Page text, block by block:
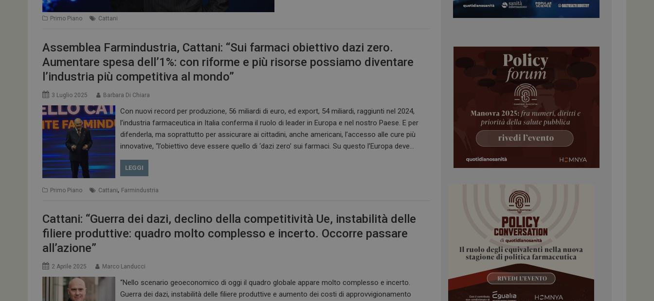
Primo Piano Cattani
Assemblea Farmindustria, Cattani: “Sui farmaci obiettivo dazi zero.
Aumentare spesa dell’1%: con riforme e più risorse possiamo diventare
l’industria più competitiva al mondo”
3 Luglio 2025 Barbara Di Chiara
Con nuovi record per produzione, 56 miliardi di euro, ed export, 54 miliardi, raggiunti nel 2024,
l’industria farmaceutica in Italia conferma il ruolo di leader in Europa e nel nostro Paese. E per
difenderla, ma soprattutto per assicurare ai cittadini, anche americani, l’accesso alle cure più
innovative, “l’obiettivo deve essere quello di ‘dazi zero’ sui farmaci. Su questo l’Europa deve…
LEGGI
Primo Piano Cattani, Farmindustria
Cattani: “Guerra dei dazi, declino della competitività Ue, instabilità delle
filiere produttive: quadro molto complesso e incerto. Occorre passare
all’azione”
2 Aprile 2025 Marco Landucci
“Nello scenario geoeconomico di oggi il quadro globale appare molto complesso e incerto.
Guerra dei dazi, instabilità delle filiere produttive e aumento dei costi di approvvigionamento